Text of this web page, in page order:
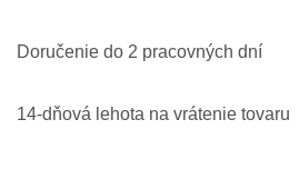
Doručenie do 2 pracovných dní
14-dňová lehota na vrátenie tovaru